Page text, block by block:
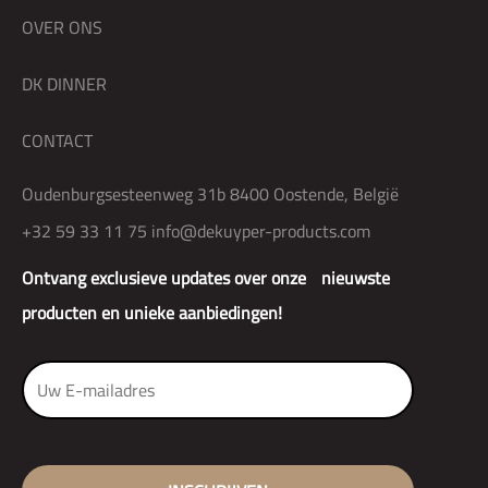
Ontvang exclusieve updates over onze nieuwste
producten en unieke aanbiedingen!
OVER ONS
DK DINNER
CONTACT
Oudenburgsesteenweg 31b 8400 Oostende, België
+32 59 33 11 75 info@dekuyper-products.com